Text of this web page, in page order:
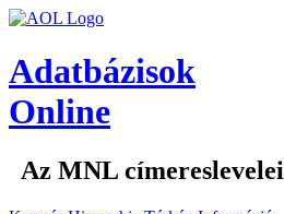
Adatbázisok
Online
Az MNL címereslevelei